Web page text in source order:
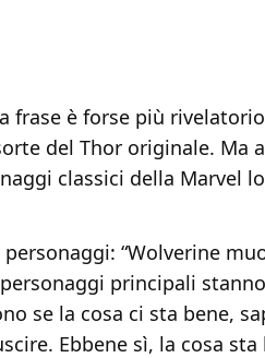
frase è forse più
del Thor originale. Ma
classici della Marvel
“Wolverine
principali
se la cosa ci sta bene,
Ebbene sì, la cosa